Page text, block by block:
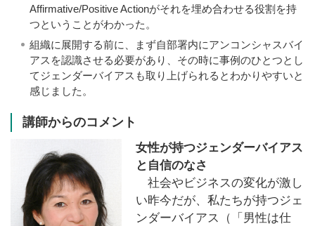
Affirmative/Positive Actionがそれを埋め合わせる役割を持
つということがわかった。
組織に展開する前に、まず自部署内にアンコンシャスバイ
アスを認識させる必要があり、その時に事例のひとつとし
てジェンダーバイアスも取り上げられるとわかりやすいと
感じました。
講師からのコメント
女性が持つジェンダーバイアス
と自信のなさ
社会やビジネスの変化が激し
い昨今だが、私たちが持つジェ
ンダーバイアス（「男性は仕